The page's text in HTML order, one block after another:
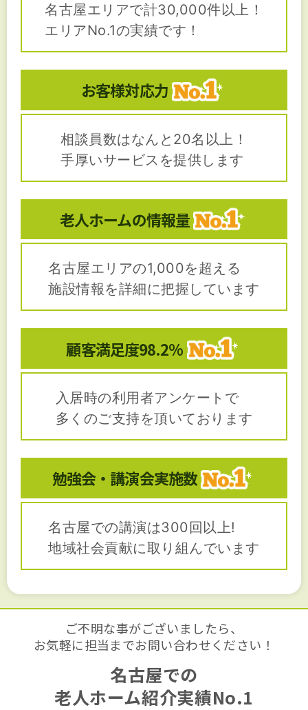
名古屋エリアで計30,000件以上！
エリアNo.1の実績です！
お客様対応力
相談員数はなんと20名以上！
手厚いサービスを提供します
老人ホームの情報量
名古屋エリアの1,000を超える
施設情報を詳細に把握しています
顧客満足度98.2%
入居時の利用者アンケートで
多くのご支持を頂いております
勉強会・講演会実施数
名古屋での講演は300回以上!
地域社会貢献に取り組んでいます
ご不明な事がございましたら、
お気軽に担当までお問い合わせください！
名古屋での
老人ホーム紹介実績No.1